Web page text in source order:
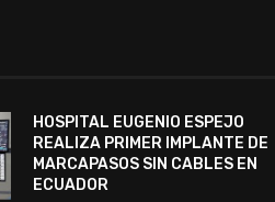
HOSPITAL EUGENIO ESPEJO
REALIZA PRIMER IMPLANTE DE
MARCAPASOS SIN CABLES EN
ECUADOR